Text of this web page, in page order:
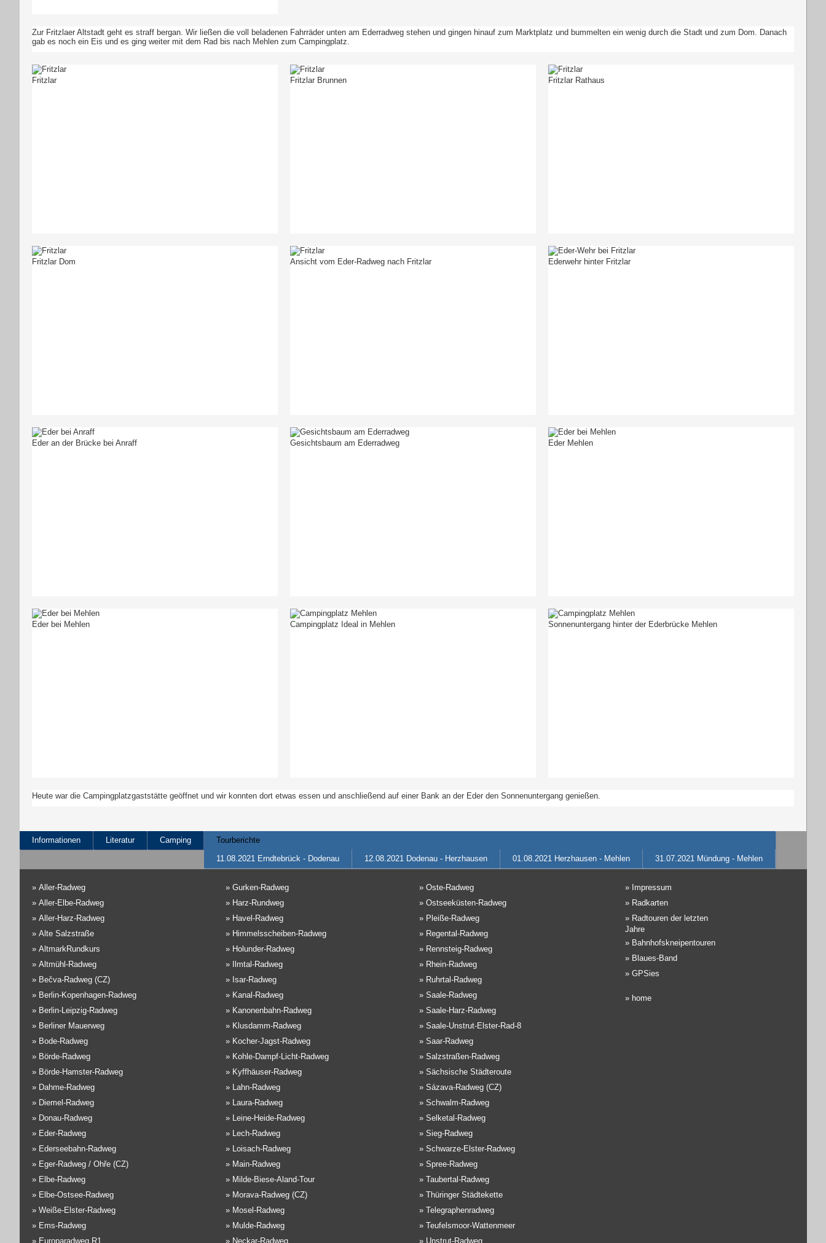
Zur Fritzlaer Altstadt geht es straff bergan. Wir ließen die voll beladenen Fahrräder unten am Ederradweg stehen und gingen hinauf zum Marktplatz und bummelten ein wenig durch die Stadt und zum Dom. Danach
gab es noch ein Eis und es ging weiter mit dem Rad bis nach Mehlen zum Campingplatz.
Fritzlar Fritzlar Brunnen Fritzlar Rathaus
Fritzlar Dom Ansicht vom Eder-Radweg nach Fritzlar Ederwehr hinter Fritzlar
Eder an der Brücke bei Anraff Gesichtsbaum am Ederradweg Eder Mehlen
Eder bei Mehlen Campingplatz Ideal in Mehlen Sonnenuntergang hinter der Ederbrücke Mehlen
Heute war die Campingplatzgaststätte geöffnet und wir konnten dort etwas essen und anschließend auf einer Bank an der Eder den Sonnenuntergang genießen.
Informationen Literatur Camping
Tourberichte
11.08.2021 Erndtebrück - Dodenau
12.08.2021 Dodenau - Herzhausen 01.08.2021 Herzhausen - Mehlen 31.07.2021 Mündung - Mehlen
» Aller-Radweg
» Aller-Elbe-Radweg
» Aller-Harz-Radweg
» Alte Salzstraße
» AltmarkRundkurs
» Altmühl-Radweg
» Bečva-Radweg (CZ)
» Berlin-Kopenhagen-Radweg
» Berlin-Leipzig-Radweg
» Berliner Mauerweg
» Bode-Radweg
» Börde-Radweg
» Börde-Hamster-Radweg
» Dahme-Radweg
» Diemel-Radweg
» Donau-Radweg
» Eder-Radweg
» Ederseebahn-Radweg
» Eger-Radweg / Ohře (CZ)
» Elbe-Radweg
» Elbe-Ostsee-Radweg
» Weiße-Elster-Radweg
» Ems-Radweg
» Europaradweg R1
» Gurken-Radweg
» Harz-Rundweg
» Havel-Radweg
» Himmelsscheiben-Radweg
» Holunder-Radweg
»
Ilmtal-Radweg
» Isar-Radweg
» Kanal-Radweg
» Kanonenbahn-Radweg
» Klusdamm-Radweg
» Kocher-Jagst-Radweg
» Kohle-Dampf-Licht-Radweg
» Kyffhäuser-Radweg
» Lahn-Radweg
» Laura-Radweg
» Leine-Heide-Radweg
» Lech-Radweg
» Loisach-Radweg
» Main-Radweg
» Milde-Biese-Aland-Tour
» Morava-Radweg (CZ)
» Mosel-Radweg
» Mulde-Radweg
» Neckar-Radweg
» Oste-Radweg
» Ostseeküsten-Radweg
» Pleiße-Radweg
» Regental-Radweg
» Rennsteig-Radweg
» Rhein-Radweg
» Ruhrtal-Radweg
» Saale-Radweg
» Saale-Harz-Radweg
» Saale-Unstrut-Elster-Rad-8
» Saar-Radweg
» Salzstraßen-Radweg
» Sächsische Städteroute
» Sázava-Radweg (CZ)
» Schwalm-Radweg
» Selketal-Radweg
» Sieg-Radweg
» Schwarze-Elster-Radweg
» Spree-Radweg
» Taubertal-Radweg
» Thüringer Städtekette
» Telegraphenradweg
» Teufelsmoor-Wattenmeer
» Unstrut-Radweg
» Impressum
» Radkarten
» Radtouren der letzten
Jahre
» Bahnhofskneipentouren
» Blaues-Band
» GPSies
» home